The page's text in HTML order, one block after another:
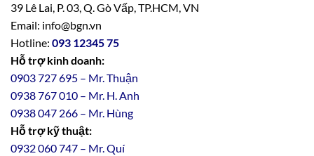
39 Lê Lai, P. 03, Q. Gò Vấp, TP.HCM, VN
Email: info@bgn.vn
Hotline: 093 12345 75
Hỗ trợ kinh doanh:
0903 727 695 – Mr. Thuận
0938 767 010 – Mr. H. Anh
0938 047 266 – Mr. Hùng
Hỗ trợ kỹ thuật:
0932 060 747 – Mr. Quí